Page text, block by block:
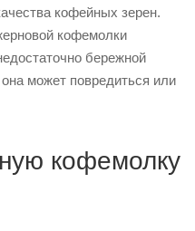
кофейных зерен.
кофемолки
бережной
может повредиться или
кофемолку